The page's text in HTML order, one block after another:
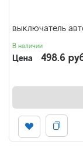
выключатель
В наличии
Цена 498.6